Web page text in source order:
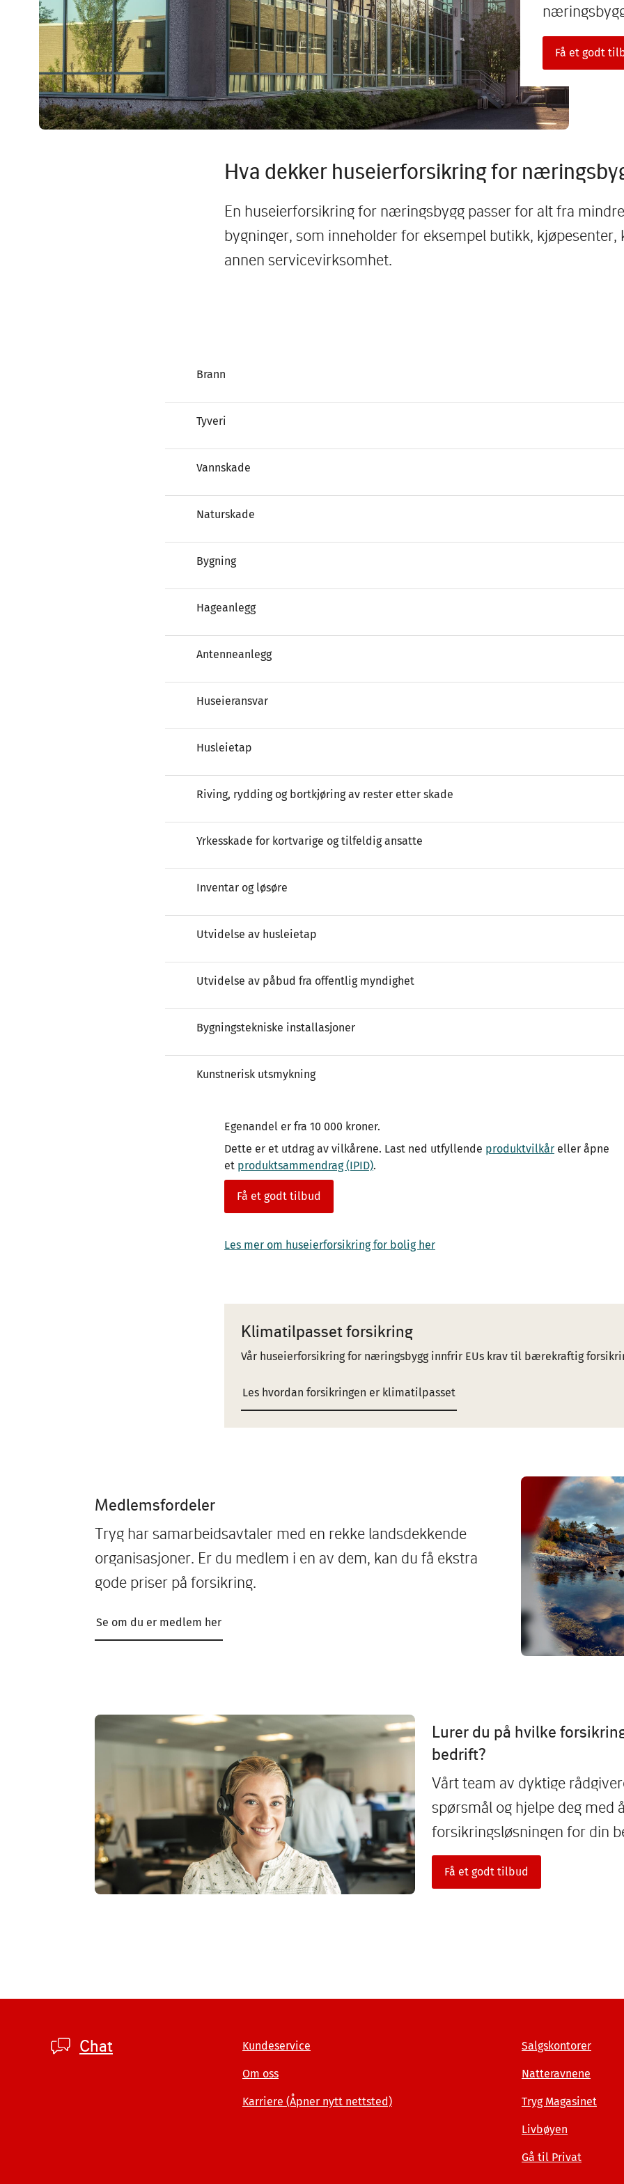
Få et godt
Hva dekker huseierforsikring for
En huseierforsikring for næringsbygg passer for alt fra
bygninger, som inneholder for eksempel butikk, kjøpesenter,
annen servicevirksomhet.
Brann
Tyveri
Vannskade
Naturskade
Bygning
Hageanlegg
Antenneanlegg
Huseieransvar
Husleietap
Riving, rydding og bortkjøring av rester etter skade
Yrkesskade for kortvarige og tilfeldig ansatte
Inventar og løsøre
Utvidelse av husleietap
Utvidelse av påbud fra offentlig myndighet
Bygningstekniske installasjoner
Kunstnerisk utsmykning
Egenandel er fra 10 000 kroner.
Dette er et utdrag av vilkårene. Last ned utfyllende produktvilkår eller åpne
et produktsammendrag (IPID).
Få et godt tilbud
Les mer om huseierforsikring for bolig her
Klimatilpasset forsikring
Vår huseierforsikring for næringsbygg innfrir EUs krav til bærekraftig
Les hvordan forsikringen er klimatilpasset
Image
Medlemsfordeler
Tryg har samarbeidsavtaler med en rekke landsdekkende
organisasjoner. Er du medlem i en av dem, kan du få ekstra
gode priser på forsikring.
Se om du er medlem her
Image
Lurer du på hvilke
bedrift?
Vårt team av dyktige
spørsmål og hjelpe deg med
forsikringsløsningen for din
Få et godt tilbud
Footer
Chat Kundeservice
Om oss
Karriere (Åpner nytt nettsted)
Salgskontorer
Natteravnene
Tryg Magasinet
Livbøyen
Gå til Privat